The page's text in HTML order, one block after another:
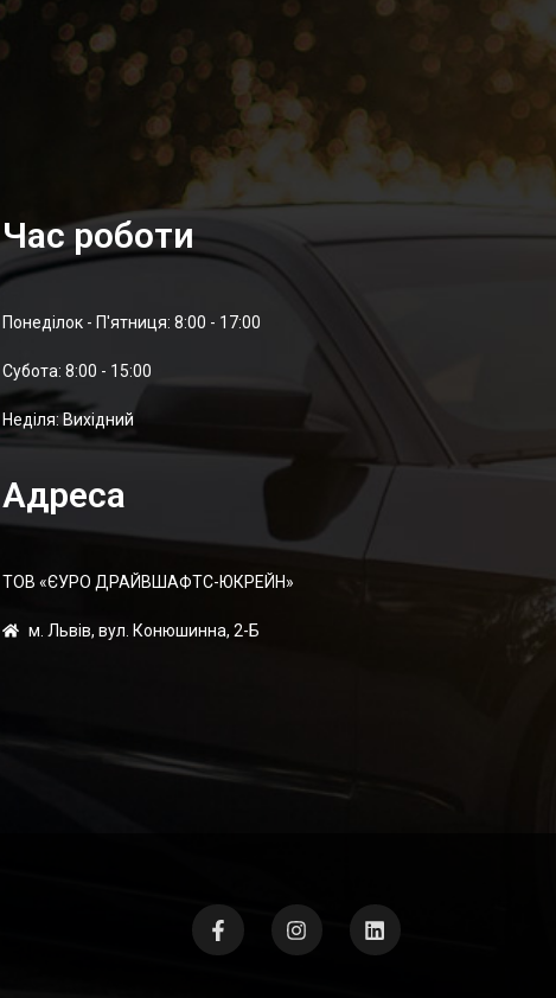
Час роботи
Понеділок - П'ятниця: 8:00 - 17:00
Суботa: 8:00 - 15:00
Неділя: Вихідний
Адреса
ТОВ «ЄУРО ДРАЙВШАФТC-ЮКРЕЙН»
м. Львів, вул. Конюшинна, 2-Б